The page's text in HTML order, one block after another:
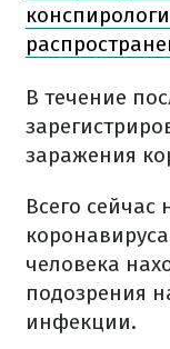
В течение
заражения
Всего сейчас
человека
подозрения
инфекции.